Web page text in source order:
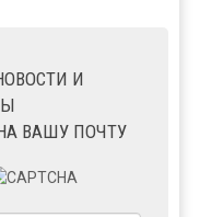
И
ВАШУ ПОЧТУ